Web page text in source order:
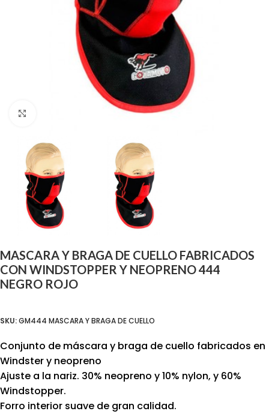
MASCARA Y BRAGA DE CUELLO FABRICADOS
CON WINDSTOPPER Y NEOPRENO 444
NEGRO ROJO
SKU:GM444 MASCARA Y BRAGA DE CUELLO
Conjunto de máscara y braga de cuello fabricados en
Windster y neopreno
Ajuste a la nariz. 30% neopreno y 10% nylon, y 60%
Windstopper.
Forro interior suave de gran calidad.